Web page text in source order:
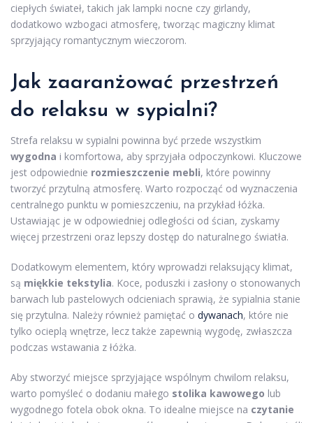
ciepłych świateł, takich jak lampki nocne czy girlandy,
dodatkowo wzbogaci atmosferę, tworząc magiczny klimat
sprzyjający romantycznym wieczorom.
Jak zaaranżować przestrzeń
do relaksu w sypialni?
Strefa relaksu w sypialni powinna być przede wszystkim
wygodna i komfortowa, aby sprzyjała odpoczynkowi. Kluczowe
jest odpowiednie rozmieszczenie mebli, które powinny
tworzyć przytulną atmosferę. Warto rozpocząć od wyznaczenia
centralnego punktu w pomieszczeniu, na przykład łóżka.
Ustawiając je w odpowiedniej odległości od ścian, zyskamy
więcej przestrzeni oraz lepszy dostęp do naturalnego światła.
Dodatkowym elementem, który wprowadzi relaksujący klimat,
są miękkie tekstylia. Koce, poduszki i zasłony o stonowanych
barwach lub pastelowych odcieniach sprawią, że sypialnia stanie
się przytulna. Należy również pamiętać o dywanach, które nie
tylko ocieplą wnętrze, lecz także zapewnią wygodę, zwłaszcza
podczas wstawania z łóżka.
Aby stworzyć miejsce sprzyjające wspólnym chwilom relaksu,
warto pomyśleć o dodaniu małego stolika kawowego lub
wygodnego fotela obok okna. To idealne miejsce na czytanie